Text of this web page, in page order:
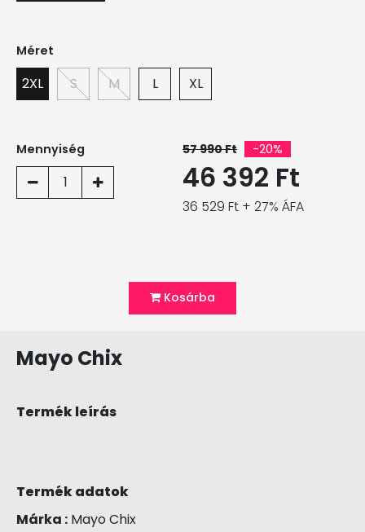
Méret
2XL S M L XL
Mennyiség
1
57 990 Ft -20%
46 392 Ft
36 529 Ft + 27% ÁFA
Kosárba
Mayo Chix
Termék leírás
Termék adatok
Márka : Mayo Chix